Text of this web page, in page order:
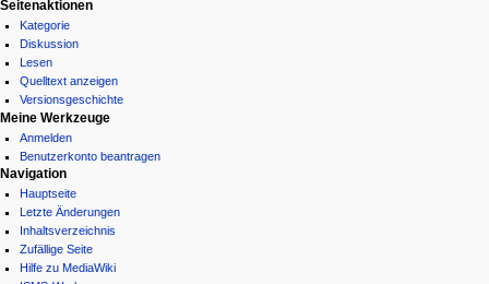
Seitenaktionen
Kategorie
Diskussion
Lesen
Quelltext anzeigen
Versionsgeschichte
Meine Werkzeuge
Anmelden
Benutzerkonto beantragen
Navigation
Hauptseite
Letzte Änderungen
Inhaltsverzeichnis
Zufällige Seite
Hilfe zu MediaWiki